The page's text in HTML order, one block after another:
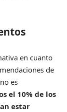
en cuanto
de
es
el 10% de los
estar